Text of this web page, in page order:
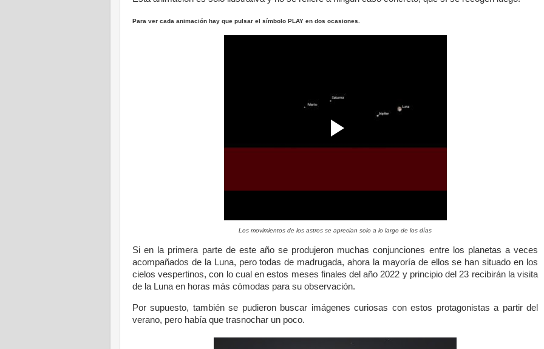
Para ver cada animación hay que pulsar el símbolo PLAY en dos ocasiones.
Los movimientos de los astros se aprecian solo a lo largo de los días
Si en la primera parte de este año se produjeron muchas conjunciones entre los planetas a veces
acompañados de la Luna, pero todas de madrugada, ahora la mayoría de ellos se han situado en los
cielos vespertinos, con lo cual en estos meses finales del año 2022 y principio del 23 recibirán la visita
de la Luna en horas más cómodas para su observación.
Por supuesto, también se pudieron buscar imágenes curiosas con estos protagonistas a partir del
verano, pero había que trasnochar un poco.